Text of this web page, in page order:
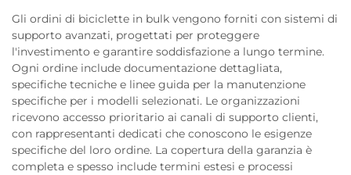
Gli ordini di biciclette in bulk vengono forniti con sistemi di
supporto avanzati, progettati per proteggere
l'investimento e garantire soddisfazione a lungo termine.
Ogni ordine include documentazione dettagliata,
specifiche tecniche e linee guida per la manutenzione
specifiche per i modelli selezionati. Le organizzazioni
ricevono accesso prioritario ai canali di supporto clienti,
con rappresentanti dedicati che conoscono le esigenze
specifiche del loro ordine. La copertura della garanzia è
completa e spesso include termini estesi e processi